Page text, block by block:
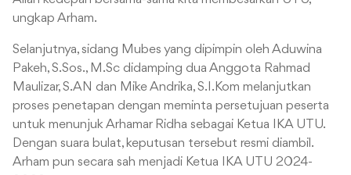
ungkap Arham.
Selanjutnya, sidang Mubes yang dipimpin oleh Aduwina
Pakeh, S.Sos., M.Sc didamping dua Anggota Rahmad
Maulizar, S.AN dan Mike Andrika, S.I.Kom melanjutkan
proses penetapan dengan meminta persetujuan peserta
untuk menunjuk Arhamar Ridha sebagai Ketua IKA UTU.
Dengan suara bulat, keputusan tersebut resmi diambil.
Arham pun secara sah menjadi Ketua IKA UTU 2024-